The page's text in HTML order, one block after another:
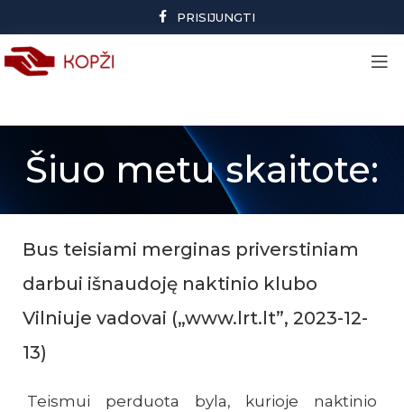
PRISIJUNGTI
Šiuo metu skaitote:
Bus teisiami merginas priverstiniam
darbui išnaudoję naktinio klubo
Vilniuje vadovai („www.lrt.lt”, 2023-12-
13)
Teismui perduota byla, kurioje naktinio